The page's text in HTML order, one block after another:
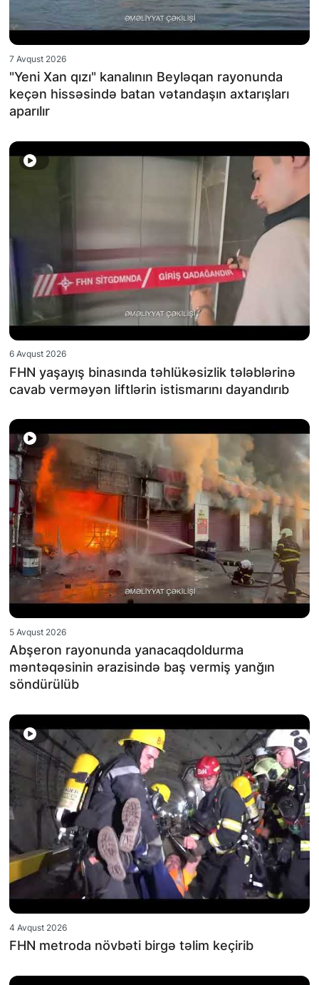
7 Avqust 2026
"Yeni Xan qızı" kanalının Beyləqan rayonunda
keçən hissəsində batan vətandaşın axtarışları
aparılır
6 Avqust 2026
FHN yaşayış binasında təhlükəsizlik tələblərinə
cavab verməyən liftlərin istismarını dayandırıb
5 Avqust 2026
Abşeron rayonunda yanacaqdoldurma
məntəqəsinin ərazisində baş vermiş yanğın
söndürülüb
4 Avqust 2026
FHN metroda növbəti birgə təlim keçirib